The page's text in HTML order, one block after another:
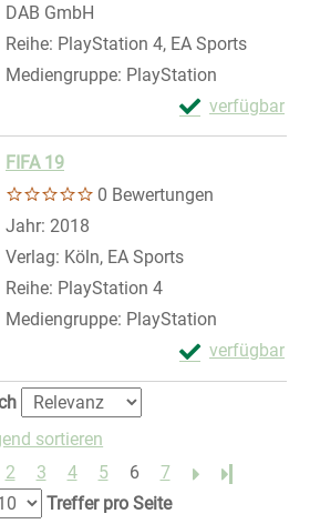
DAB GmbH
Reihe: PlayStation 4, EA Sports
Mediengruppe: PlayStation
verfügbar
Exemplar-
Zum Download
FIFA 19
0 Bewertungen
Suche nach diesem Verfasser
Jahr: 2018
Verlag: Köln, EA Sports
Reihe: PlayStation 4
Mediengruppe: PlayStation
verfügbar
Exemplar-
Zum Download
springen
sortieren
2 3 4 5 6 7
Letzte Seite
Treffer pro Seite